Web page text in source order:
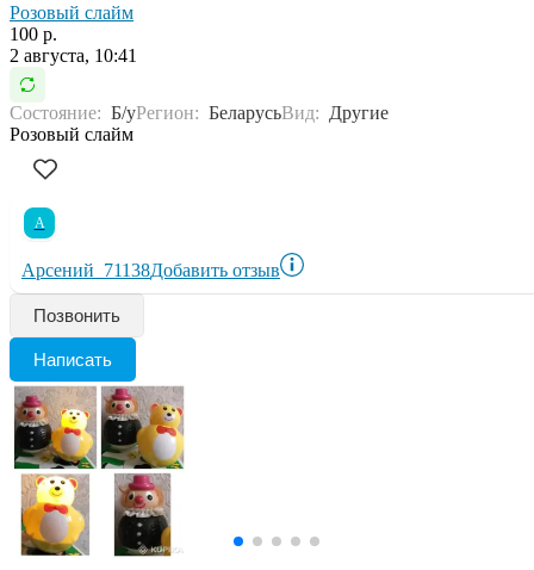
Розовый слайм
100 р.
2 августа, 10:41
Состояние: Б/уРегион: БеларусьВид: Другие
Розовый слайм
А
Арсений_71138Добавить отзыв
Позвонить
Написать